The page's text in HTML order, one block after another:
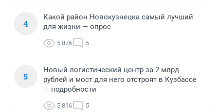
4
Какой район Новокузнецка самый лучший
для жизни — опрос
5 876 5
5
Новый логистический центр за 2 млрд
рублей и мост для него отстроят в Кузбассе
— подробности
5 816 5